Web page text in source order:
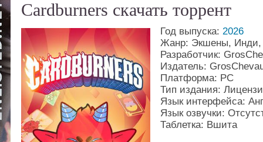
Cardburners скачать торрент
Год выпуска: 2026
Жанр: Экшены, Инди,
Разработчик:
Издатель:
Платформа: PC
Тип издания:
Язык интерфейса:
Язык озвучки:
Таблетка: Вшита